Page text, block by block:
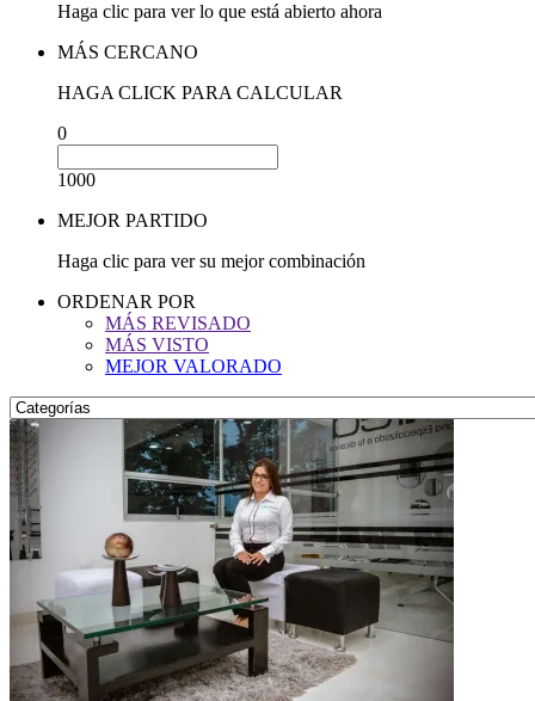
Haga clic para ver lo que está abierto ahora
MÁS CERCANO
HAGA CLICK PARA CALCULAR
0
1000
MEJOR PARTIDO
Haga clic para ver su mejor combinación
ORDENAR POR
MÁS REVISADO
MÁS VISTO
MEJOR VALORADO